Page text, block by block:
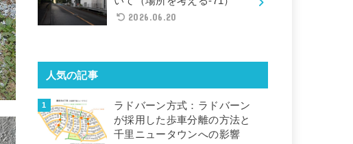
2026.06.20
人気の記事
ラドバーン方式：ラドバーン
が採用した歩車分離の方法と
千里ニュータウンへの影響